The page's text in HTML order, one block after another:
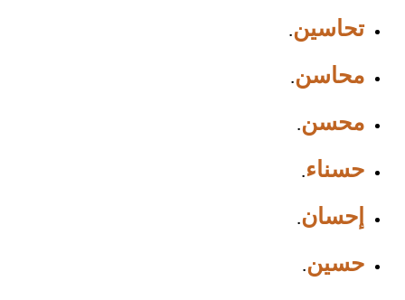
تحاسين.
محاسن.
محسن.
حسناء.
إحسان.
حسين.